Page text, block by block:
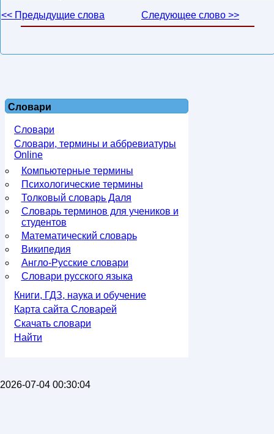
<< Предыдущие слова
Следующее слово >>
Словари
Словари
Словари, термины и аббревиатуры
Online
Компьютерные термины
Психологические термины
Толковый словарь Даля
Словарь терминов для учеников и
студентов
Математический словарь
Википедия
Англо-Русские словари
Словари русского языка
Книги, ГДЗ, наука и обучение
Карта сайта Словарей
Скачать словари
Найти
2026-07-04 00:30:04